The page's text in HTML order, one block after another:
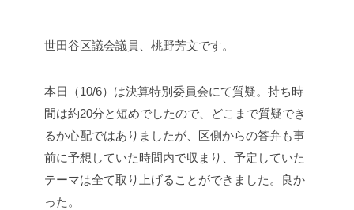
世田谷区議会議員、桃野芳文です。
本日（10/6）は決算特別委員会にて質疑。持ち時
間は約20分と短めでしたので、どこまで質疑でき
るか心配ではありましたが、区側からの答弁も事
前に予想していた時間内で収まり、予定していた
テーマは全て取り上げることができました。良か
った。